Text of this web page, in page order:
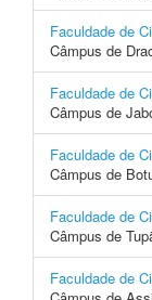
Faculdade de
Câmpus de
Faculdade de
Câmpus de
Faculdade de
Câmpus de
Faculdade de
Câmpus de
Faculdade de